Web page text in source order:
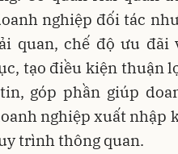
nghiệp đối tác
quan, chế độ ưu
tạo điều kiện thuận
góp phần giúp
nghiệp xuất nhập
trình thông quan.